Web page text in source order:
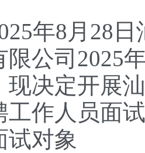
年8月28日
限公司2025
现决定开展
工作人员面
对象